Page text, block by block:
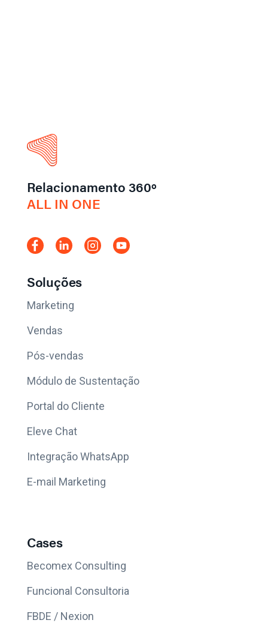
Relacionamento 360º
ALL IN ONE
Soluções
Marketing
Vendas
Pós-vendas
Módulo de Sustentação
Portal do Cliente
Eleve Chat
Integração WhatsApp
E-mail Marketing
Cases
Becomex Consulting
Funcional Consultoria
FBDE / Nexion